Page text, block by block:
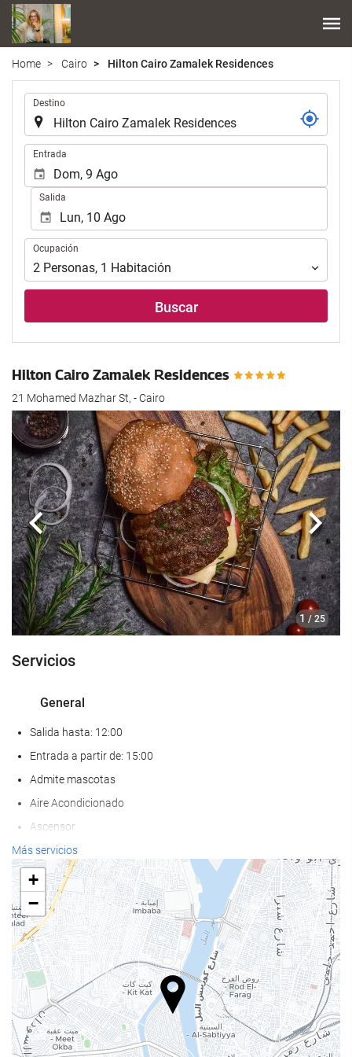
Home Cairo Hilton Cairo Zamalek Residences
Destino
Entrada
Salida
Ocupación
Ocupación
2 Personas, 1 Habitación
Buscar
Hilton Cairo Zamalek Residences
21 Mohamed Mazhar St, - Cairo
1 / 25
Anterior
Servicios
General
Salida hasta: 12:00
Entrada a partir de: 15:00
Admite mascotas
Aire Acondicionado
Ascensor
Adaptado para personas con movilidad reducida
Habitaciones No fumadores
Zona de fumadores
Bienestar
Pool bar
Tumbonas
Sombrillas
Spa
Más servicios
+
−